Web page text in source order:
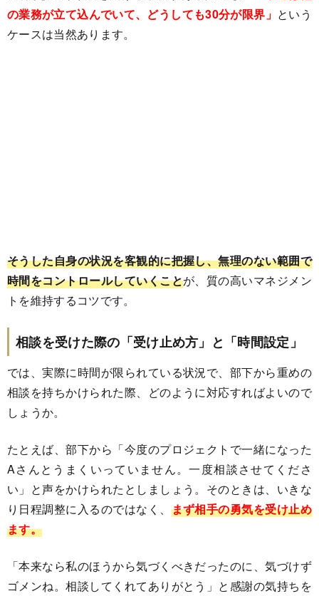
の業務が立て込んでいて、どうしても30分が限界」 という
ケースは当然あります。
そうした自身の状況を客観的に把握し、無理のない範囲で
時間をコントロールしていくことが、質の高いマネジメン
トを維持するコツです。
相談を受けた際の「受け止め方」と「時間設定」
では、実際に時間が限られている状況で、部下から重めの
相談を持ちかけられた際、どのように対応すればよいので
しょうか。
たとえば、部下から「今度のプロジェクトで一緒になった
Aさんとうまくいっていません。一度相談させてくださ
い」と声をかけられたとしましょう。そのときは、いきな
り日程調整に入るのではなく、 まず相手の勇気を受け止め
ます。
「本来なら私のほうから気づくべきだったのに、気づけず
ゴメンね。相談してくれてありがとう」と感謝の気持ちを